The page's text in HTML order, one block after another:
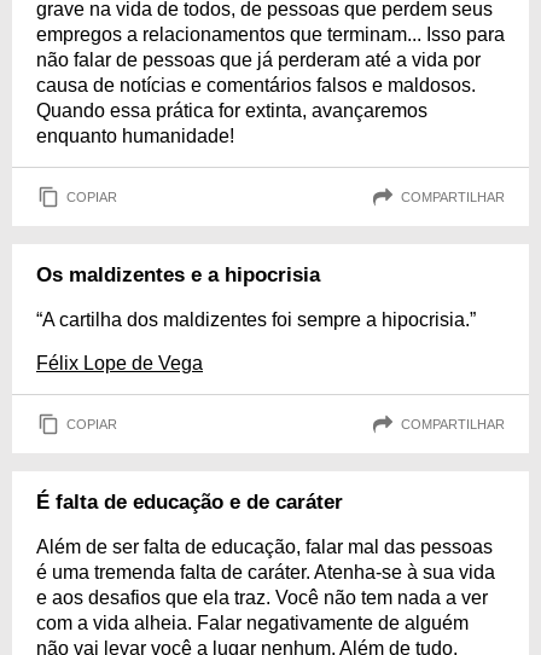
grave na vida de todos, de pessoas que perdem seus
empregos a relacionamentos que terminam... Isso para
não falar de pessoas que já perderam até a vida por
causa de notícias e comentários falsos e maldosos.
Quando essa prática for extinta, avançaremos
enquanto humanidade!
COPIAR COMPARTILHAR
Os maldizentes e a hipocrisia
“A cartilha dos maldizentes foi sempre a hipocrisia.”
Félix Lope de Vega
COPIAR COMPARTILHAR
É falta de educação e de caráter
Além de ser falta de educação, falar mal das pessoas
é uma tremenda falta de caráter. Atenha-se à sua vida
e aos desafios que ela traz. Você não tem nada a ver
com a vida alheia. Falar negativamente de alguém
não vai levar você a lugar nenhum. Além de tudo,